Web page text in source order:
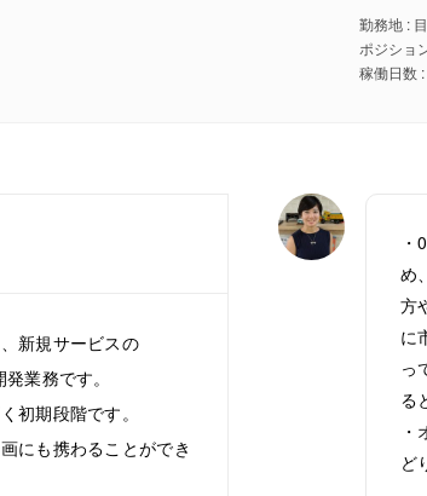
ポジショ
新規サービスの
業務です。
初期段階です。
にも携わることができ
め
方
に
っ
る
ど